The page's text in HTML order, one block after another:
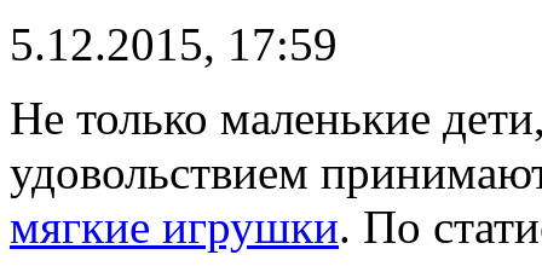
5.12.2015, 17:59
Не только маленькие
удовольствием
мягкие игрушки. По